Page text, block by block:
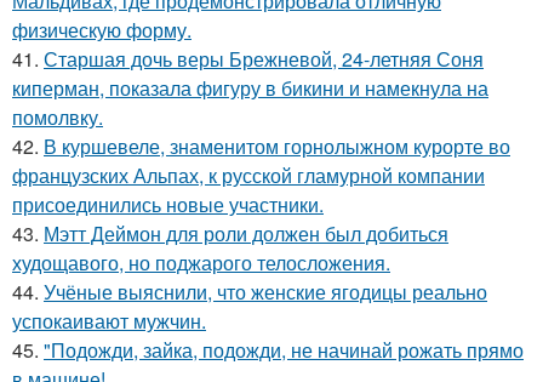
физическую форму.
41. Старшая дочь веры Брежневой, 24-летняя Соня
киперман, показала фигуру в бикини и намекнула на
помолвку.
42. В куршевеле, знаменитом горнолыжном курорте во
французских Альпах, к русской гламурной компании
присоединились новые участники.
43. Мэтт Деймон для роли должен был добиться
худощавого, но поджарого телосложения.
44. Учёные выяснили, что женские ягодицы реально
успокаивают мужчин.
45. "Подожди, зайка, подожди, не начинай рожать прямо